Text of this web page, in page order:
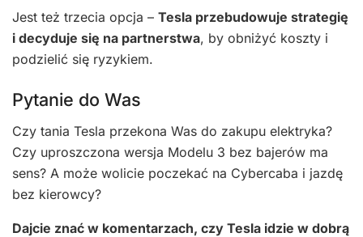
Jest też trzecia opcja – Tesla przebudowuje strategię
i decyduje się na partnerstwa, by obniżyć koszty i
podzielić się ryzykiem.
Pytanie do Was
Czy tania Tesla przekona Was do zakupu elektryka?
Czy uproszczona wersja Modelu 3 bez bajerów ma
sens? A może wolicie poczekać na Cybercaba i jazdę
bez kierowcy?
Dajcie znać w komentarzach, czy Tesla idzie w dobrą